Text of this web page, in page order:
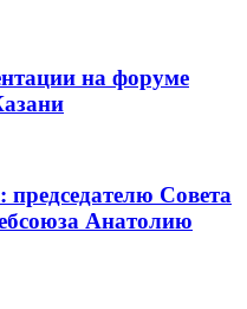
на форуме
председателю Совета
Анатолию